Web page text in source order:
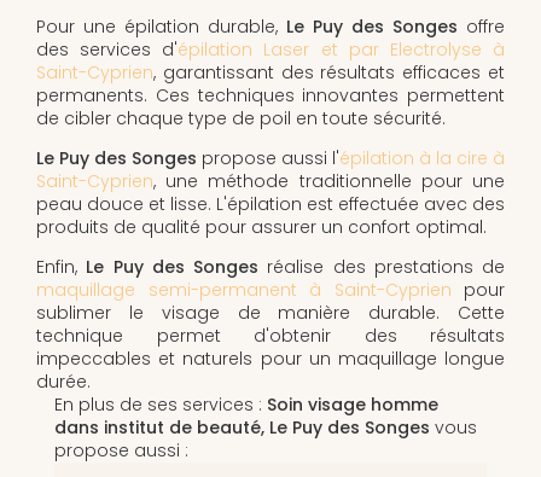
Pour une épilation durable, Le Puy des Songes offre
des services d'épilation Laser et par Electrolyse à
Saint-Cyprien, garantissant des résultats efficaces et
permanents. Ces techniques innovantes permettent
de cibler chaque type de poil en toute sécurité.
Le Puy des Songes propose aussi l'épilation à la cire à
Saint-Cyprien, une méthode traditionnelle pour une
peau douce et lisse. L'épilation est effectuée avec des
produits de qualité pour assurer un confort optimal.
Enfin, Le Puy des Songes réalise des prestations de
maquillage semi-permanent à Saint-Cyprien pour
sublimer le visage de manière durable. Cette
technique permet d'obtenir des résultats
impeccables et naturels pour un maquillage longue
durée.
En plus de ses services : Soin visage homme
dans institut de beauté, Le Puy des Songes vous
propose aussi :